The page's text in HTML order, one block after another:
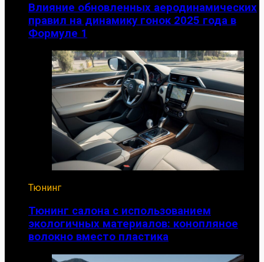
Влияние обновленных аеродинамических
правил на динамику гонок 2025 года в
Формуле 1
Тюнинг
Тюнинг салона с использованием
экологичных материалов: конопляное
волокно вместо пластика